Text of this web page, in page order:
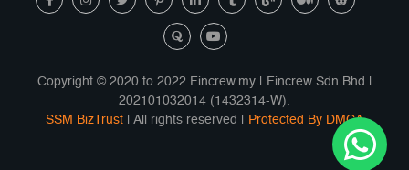
Copyright © 2020 to 2022 Fincrew.my | Fincrew Sdn Bhd |
202101032014 (1432314-W).
SSM BizTrust | All rights reserved | Protected By DMCA